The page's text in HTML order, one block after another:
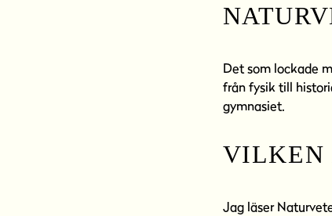
Det som lockade
från fysik till
gymnasiet.
VILKEN
Jag läser